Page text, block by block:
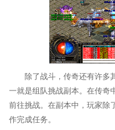
除了战斗，传奇还有许多
一就是组队挑战副本。在传奇
前往挑战。在副本中，玩家除
作完成任务。